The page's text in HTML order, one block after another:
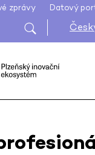
zprávy Datový